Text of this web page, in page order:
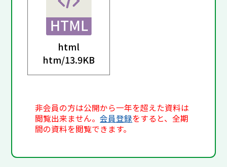
html
htm/13.9KB
非会員の方は公開から一年を超えた資料は
閲覧出来ません。会員登録をすると、全期
間の資料を閲覧できます。